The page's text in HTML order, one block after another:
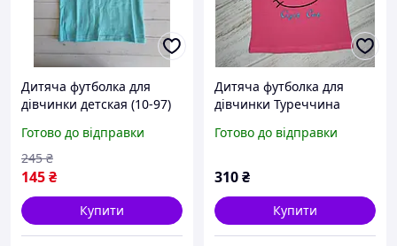
Дитяча футболка для
дівчинки детская (10-97)
Готово до відправки
145₴
245 ₴
Купити
Дитяча футболка для
дівчинки Туреччина
Готово до відправки
310₴
Купити